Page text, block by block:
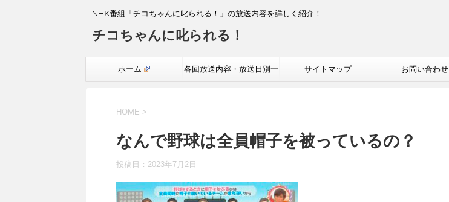
NHK番組「チコちゃんに叱られる！」の放送内容を詳しく紹介！
チコちゃんに叱られる！
ホーム 各回放送内容・放送日別一 サイトマップ お問い合わせ
HOME >
なんで野球は全員帽子を被っているの？
投稿日： 2023年7月2日